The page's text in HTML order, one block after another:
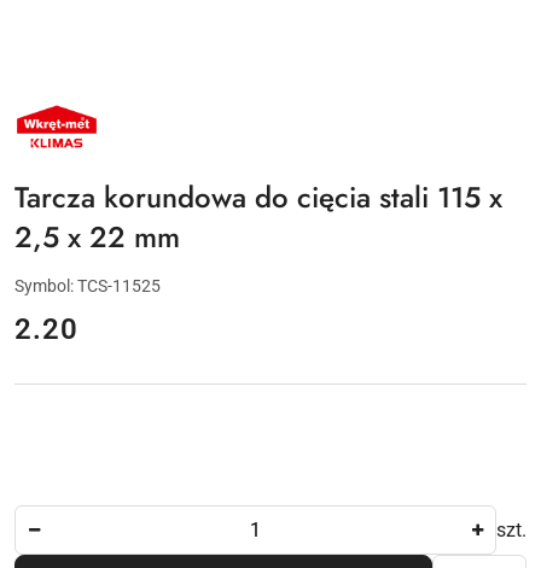
NAZWA
PRODUCENTA:
KLIMAS
Tarcza korundowa do cięcia stali 115 x
2,5 x 22 mm
Symbol:TCS-11525
cena:
2.20
szt.